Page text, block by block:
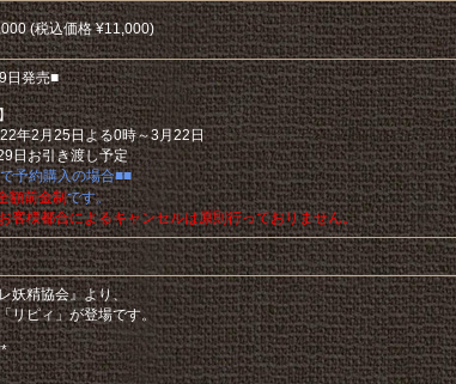
(税込価格 ¥11,000)
日発売■
年2月25日よる0時～3月22日
日お引き渡し予定
予約購入の場合■■
額前金制です。
客様都合によるキャンセルは原則行っておりません。
妖精協会』より、
リピィ」が登場です。